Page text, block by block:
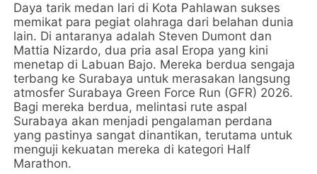
Daya tarik medan lari di Kota Pahlawan sukses
memikat para pegiat olahraga dari belahan dunia
lain. Di antaranya adalah Steven Dumont dan
Mattia Nizardo, dua pria asal Eropa yang kini
menetap di Labuan Bajo. Mereka berdua sengaja
terbang ke Surabaya untuk merasakan langsung
atmosfer Surabaya Green Force Run (GFR) 2026.
Bagi mereka berdua, melintasi rute aspal
Surabaya akan menjadi pengalaman perdana
yang pastinya sangat dinantikan, terutama untuk
menguji kekuatan mereka di kategori Half
Marathon.